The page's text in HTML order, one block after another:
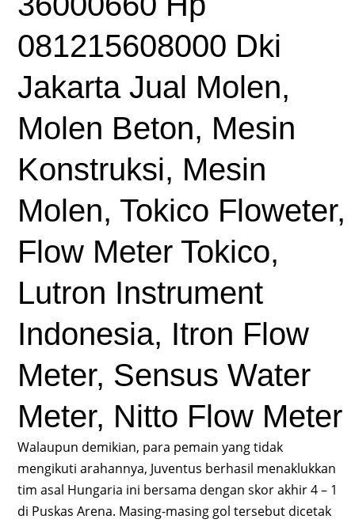
081215608000 Dki
Jakarta Jual Molen,
Molen Beton, Mesin
Konstruksi, Mesin
Molen, Tokico Floweter,
Flow Meter Tokico,
Lutron Instrument
Indonesia, Itron Flow
Meter, Sensus Water
Meter, Nitto Flow Meter
Walaupun demikian, para pemain yang tidak
mengikuti arahannya, Juventus berhasil menaklukkan
tim asal Hungaria ini bersama dengan skor akhir 4 – 1
di Puskas Arena. Masing-masing gol tersebut dicetak